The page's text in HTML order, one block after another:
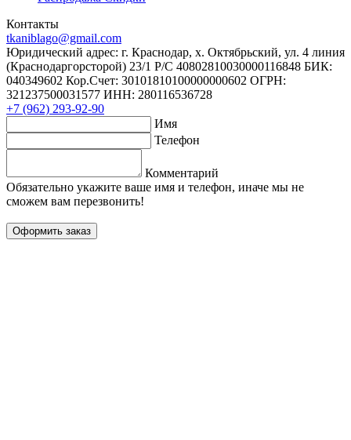
Контакты
tkaniblago@gmail.com
Юридический адрес: г. Краснодар, х. Октябрьский, ул. 4 линия
(Краснодаргорсторой) 23/1 Р/C 40802810030000116848 БИК:
040349602 Кор.Счет: 30101810100000000602 ОГРН:
321237500031577 ИНН: 280116536728
+7 (962) 293-92-90
Имя
Телефон
Комментарий
Обязательно укажите ваше имя и телефон, иначе мы не
сможем вам перезвонить!
Оформить заказ